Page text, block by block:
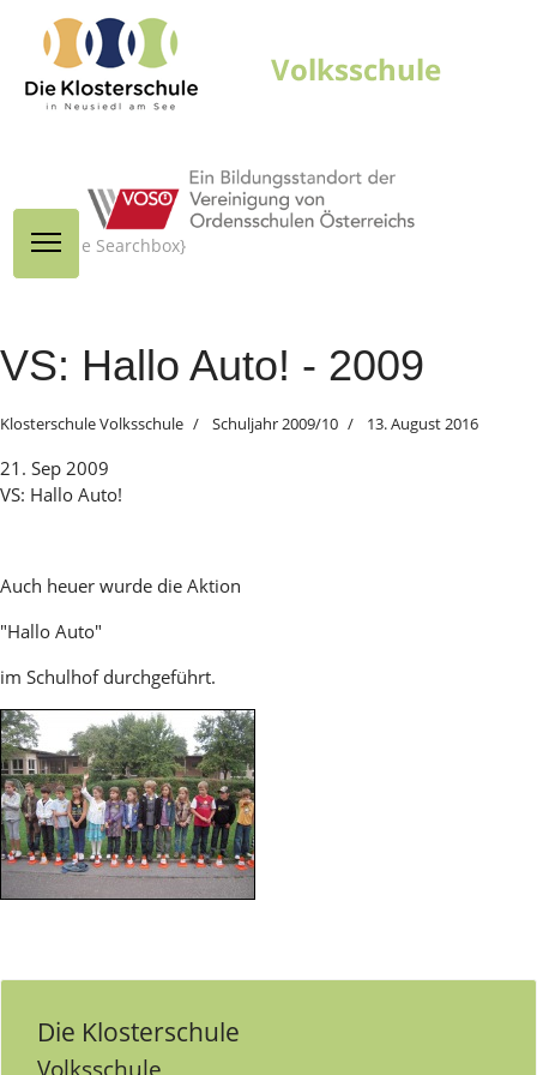
{module Searchbox}
VS: Hallo Auto! - 2009
Klosterschule Volksschule Schuljahr 2009/10 13. August 2016
21. Sep 2009
VS: Hallo Auto!
Auch heuer wurde die Aktion
"Hallo Auto"
im Schulhof durchgeführt.
Die Klosterschule
Volksschule